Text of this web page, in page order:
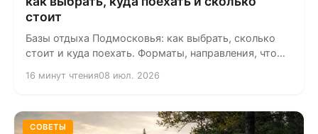
стоит
Базы отдыха Подмосковья: как выбрать, сколько
стоит и куда поехать. Форматы, направления, что
16 минут чтения08 июл. 2026
СОВЕТЫ